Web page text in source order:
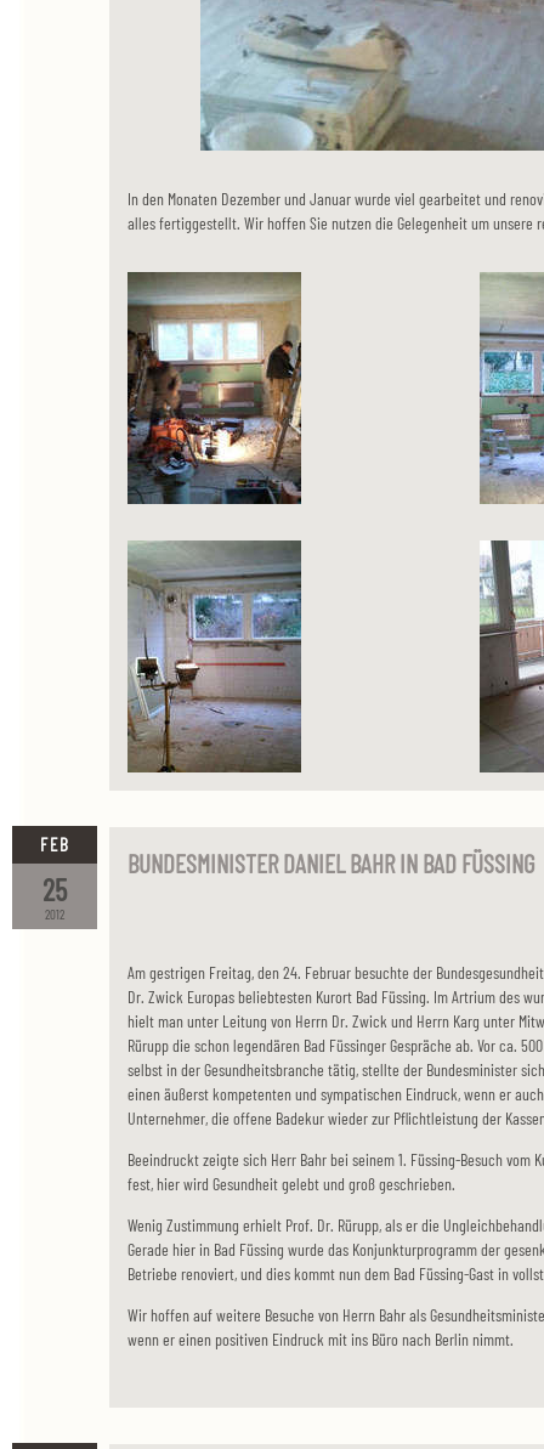
In den Monaten Dezember und Januar wurde viel gearbeitet und
alles fertiggestellt. Wir hoffen Sie nutzen die Gelegenheit um unsere
2012
25
FEB
BUNDESMINISTER DANIEL BAHR IN BAD FÜSSING
Am gestrigen Freitag, den 24. Februar besuchte der
Dr. Zwick Europas beliebtesten Kurort Bad Füssing. Im Artrium des
hielt man unter Leitung von Herrn Dr. Zwick und Herrn Karg unter
Rürupp die schon legendären Bad Füssinger Gespräche ab. Vor ca.
selbst in der Gesundheitsbranche tätig, stellte der Bundesminister
einen äußerst kompetenten und sympatischen Eindruck, wenn er
Unternehmer, die offene Badekur wieder zur Pflichtleistung der
Beeindruckt zeigte sich Herr Bahr bei seinem 1. Füssing-Besuch vom
fest, hier wird Gesundheit gelebt und groß geschrieben.
Wenig Zustimmung erhielt Prof. Dr. Rürupp, als er die
Gerade hier in Bad Füssing wurde das Konjunkturprogramm der
Betriebe renoviert, und dies kommt nun dem Bad Füssing-Gast in
Wir hoffen auf weitere Besuche von Herrn Bahr als
wenn er einen positiven Eindruck mit ins Büro nach Berlin nimmt.